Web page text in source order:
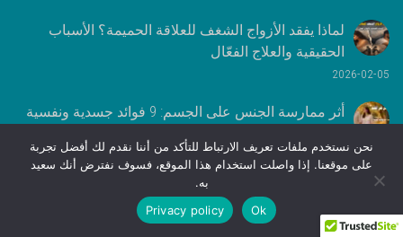
مخاطر الإسراف في المضادات الحيوية | دليل شامل لحماية صحتك ومستقبلك
لماذا يفقد الأزواج الشغف للعلاقة الحميمة؟ الأسباب
الحقيقية والعلاج الفعّال
2026-02-05
أثر ممارسة الجنس على الجسم: 9 فوائد جسدية ونفسية
2026-01-27
اصنع بنفسك
نحن نستخدم ملفات تعريف الارتباط للتأكد من أننا نقدم لك أفضل تجربة
على موقعنا. إذا واصلت استخدام هذا الموقع، فسوف نفترض أنك سعيد
به.
Ok
Privacy policy